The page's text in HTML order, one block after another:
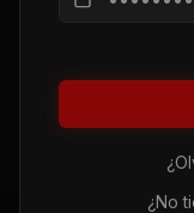
¿No